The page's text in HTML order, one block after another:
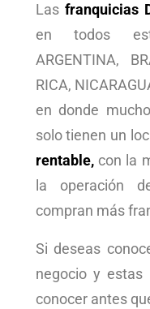
Las franquicias
en todos
ARGENTINA,
RICA,
en donde
solo tienen un
rentable, con la
la operación
compran más
Si deseas
negocio y estas
conocer antes